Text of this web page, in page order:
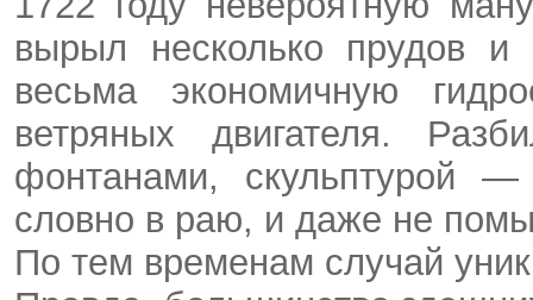
вырыл несколько прудов и
весьма экономичную
ветряных двигателя.
фонтанами, скульптурой
словно в раю, и даже не
По тем временам случай